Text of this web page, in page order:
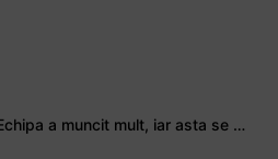
Stejarul Logan Weidner: Echipa a muncit mult, iar asta se va vedea în meciurile de la Nations Cup